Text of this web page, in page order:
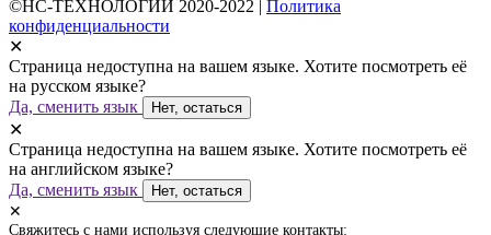
©НС-ТЕХНОЛОГИИ 2020-2022 | Политика
конфиденциальности
✕
Страница недоступна на вашем языке. Хотите посмотреть её
на русском языке?
Да, сменить язык
Нет, остаться
✕
Страница недоступна на вашем языке. Хотите посмотреть её
на английском языке?
Да, сменить язык
Нет, остаться
✕
Свяжитесь с нами используя следующие контакты: